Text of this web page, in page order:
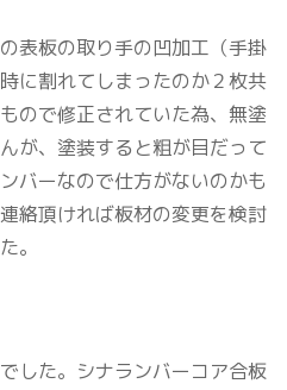
表板の取り手の凹加工（手掛
に割れてしまったのか２枚共
ので修正されていた為、無塗
が、塗装すると粗が目だって
バーなので仕方がないのかも
絡頂ければ板材の変更を検討
。
した。シナランバーコア合板